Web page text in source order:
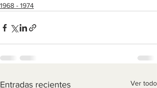
1968 - 1974
Entradas recientes Ver todo